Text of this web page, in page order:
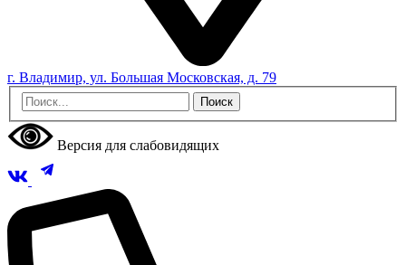
г. Владимир, ул. Большая Московская, д. 79
Версия для слабовидящих